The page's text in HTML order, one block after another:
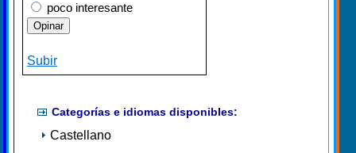
poco interesante
Subir
Categorías e idiomas disponibles:
Castellano